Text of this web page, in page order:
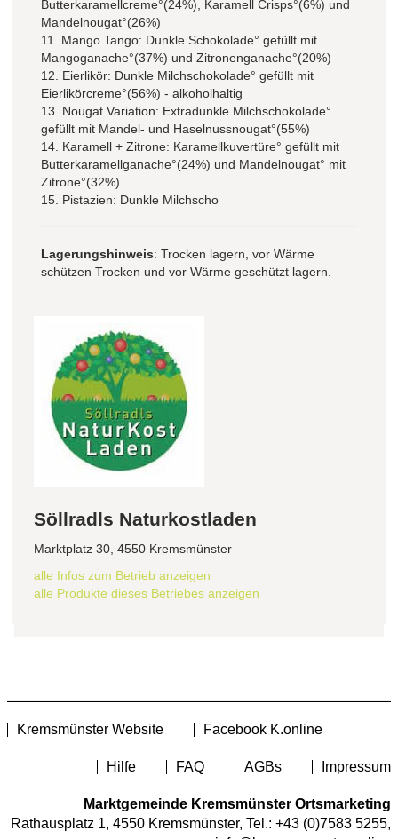
Butterkaramellcreme°(24%), Karamell Crisps°(6%) und
Mandelnougat°(26%)
11. Mango Tango: Dunkle Schokolade° gefüllt mit
Mangoganache°(37%) und Zitronenganache°(20%)
12. Eierlikör: Dunkle Milchschokolade° gefüllt mit
Eierlikörcreme°(56%) - alkoholhaltig
13. Nougat Variation: Extradunkle Milchschokolade°
gefüllt mit Mandel- und Haselnussnougat°(55%)
14. Karamell + Zitrone: Karamellkuvertüre° gefüllt mit
Butterkaramellganache°(24%) und Mandelnougat° mit
Zitrone°(32%)
15. Pistazien: Dunkle Milchscho
Lagerungshinweis: Trocken lagern, vor Wärme
schützen Trocken und vor Wärme geschützt lagern.
Söllradls Naturkostladen
Marktplatz 30, 4550 Kremsmünster
alle Infos zum Betrieb anzeigen
alle Produkte dieses Betriebes anzeigen
Kremsmünster Website Facebook K.online
Hilfe FAQ AGBs Impressum
Marktgemeinde Kremsmünster Ortsmarketing
Rathausplatz 1, 4550 Kremsmünster, Tel.: +43 (0)7583 5255,